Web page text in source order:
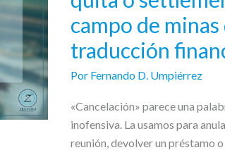
campo de minas
traducción
Por Fernando D. Umpiérrez
«Cancelación» parece una
inofensiva. La usamos para
reunión, devolver un préstamo
deuda,
quita
o
settlement:
el